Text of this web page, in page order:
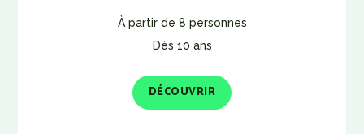
À partir de 8 personnes
Dès 10 ans
DÉCOUVRIR